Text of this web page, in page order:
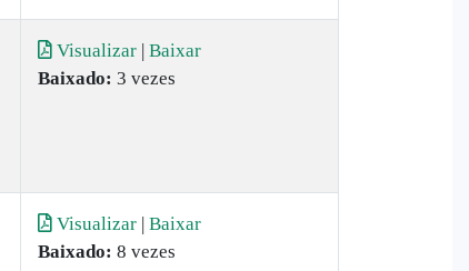
Visualizar | Baixar
Baixado: 3 vezes
Visualizar | Baixar
Baixado: 8 vezes